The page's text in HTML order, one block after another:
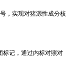
，实现对猪源性成分核
标记，通过内标对照对